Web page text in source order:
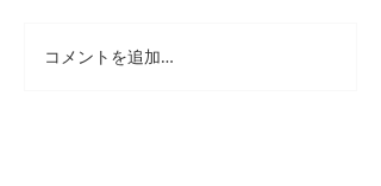
コメントを追加…